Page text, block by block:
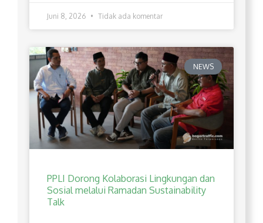
Juni 8, 2026 Tidak ada komentar
NEWS
PPLI Dorong Kolaborasi Lingkungan dan
Sosial melalui Ramadan Sustainability
Talk